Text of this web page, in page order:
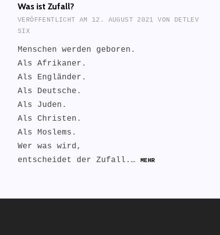
Was ist Zufall?
VERÖFFENTLICHT AM 12. AUGUST 2021 VON DETLEV
SIX
Menschen werden geboren.
Als Afrikaner.
Als Engländer.
Als Deutsche.
Als Juden.
Als Christen.
Als Moslems.
Wer was wird,
entscheidet der Zufall.…
MEHR